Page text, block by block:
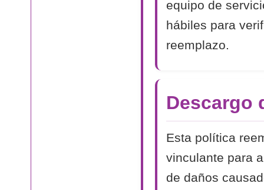
equipo de
hábiles para
reemplazo.
Descargo
Esta política
vinculante para
de daños